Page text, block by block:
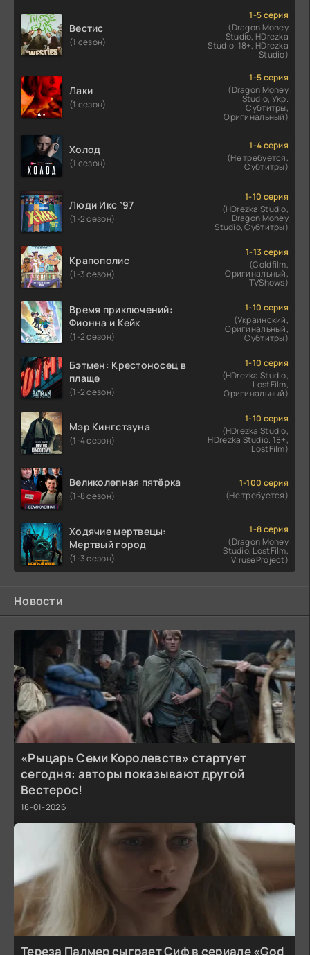
Вестис
(1 сезон)
1-5 серия
(Dragon Money
Studio, HDrezka
Studio. 18+, HDrezka
Studio)
Лаки
(1 сезон)
1-5 серия
(Dragon Money
Studio, Укр.
Субтитры,
Оригинальный)
Холод
(1 сезон)
1-4 серия
(Не требуется,
Субтитры)
Люди Икс ’97
(1-2 сезон)
1-10 серия
(HDrezka Studio,
Dragon Money
Studio, Субтитры)
Крапополис
(1-3 сезон)
1-13 серия
(Coldfilm,
Оригинальный,
TVShows)
Время приключений:
Фионна и Кейк
(1-2 сезон)
1-10 серия
(Украинский,
Оригинальный,
Субтитры)
Бэтмен: Крестоносец в
плаще
(1-2 сезон)
1-10 серия
(HDrezka Studio,
LostFilm,
Оригинальный)
Мэр Кингстауна
(1-4 сезон)
1-10 серия
(HDrezka Studio,
HDrezka Studio. 18+,
LostFilm)
Великолепная пятёрка
(1-8 сезон)
1-100 серия
(Не требуется)
Ходячие мертвецы:
Мертвый город
(1-3 сезон)
1-8 серия
(Dragon Money
Studio, LostFilm,
ViruseProject)
Новости
«Рыцарь Семи Королевств» стартует
сегодня: авторы показывают другой
Вестерос!
18-01-2026
Тереза Палмер сыграет Сиф в сериале «God